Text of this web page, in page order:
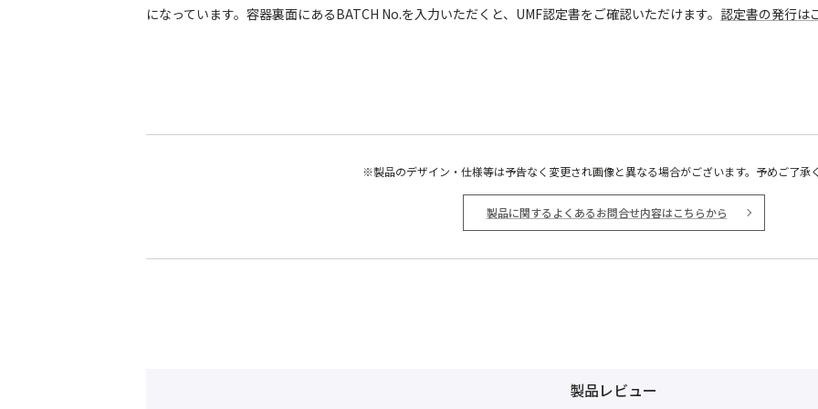
になっています。容器裏面にあるBATCH No.を入力いただくと、UMF認定書をご確認いただけます。 認定書の発行は
※製品のデザイン・仕様等は予告なく変更され画像と異なる場合がございます。予めご了承く
製品に関するよくあるお問合せ内容はこちらから
製品レビュー